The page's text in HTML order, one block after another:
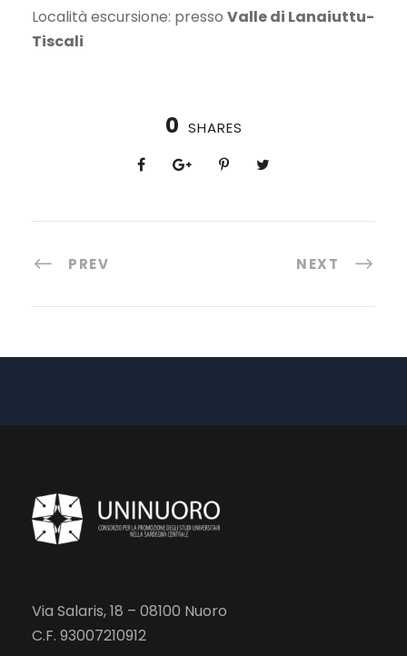
Località escursione: presso Valle di Lanaiuttu-
Tiscali
0 SHARES
PREV NEXT
Via Salaris, 18 – 08100 Nuoro
C.F. 93007210912